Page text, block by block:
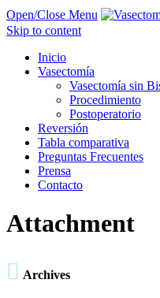
Open/Close Menu
Skip to content
Inicio
Vasectomía
Vasectomía sin
Procedimiento
Postoperatorio
Reversión
Tabla comparativa
Preguntas Frecuentes
Prensa
Contacto
Attachment
 Archives